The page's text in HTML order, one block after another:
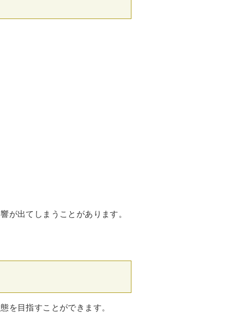
が出てしまうことがあります。
を目指すことができます。